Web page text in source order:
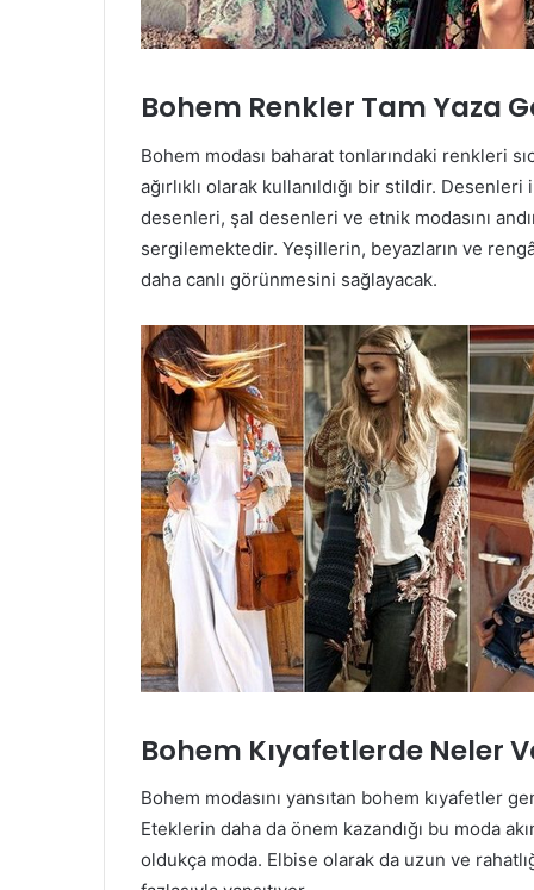
Bohem Renkler Tam Yaza
Bohem modası baharat tonlarındaki renkleri
ağırlıklı olarak kullanıldığı bir stildir.
desenleri, şal desenleri ve etnik modasını
sergilemektedir. Yeşillerin, beyazların ve
daha canlı görünmesini sağlayacak.
Bohem Kıyafetlerde Neler
Bohem modasını yansıtan bohem kıyafetler
Eteklerin daha da önem kazandığı bu moda
oldukça moda. Elbise olarak da uzun ve